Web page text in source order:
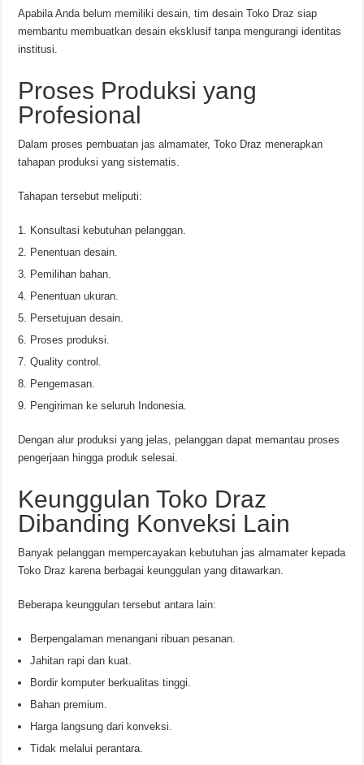
Apabila Anda belum memiliki desain, tim desain Toko Draz siap
membantu membuatkan desain eksklusif tanpa mengurangi identitas
institusi.
Proses Produksi yang
Profesional
Dalam proses pembuatan jas almamater, Toko Draz menerapkan
tahapan produksi yang sistematis.
Tahapan tersebut meliputi:
Konsultasi kebutuhan pelanggan.
Penentuan desain.
Pemilihan bahan.
Penentuan ukuran.
Persetujuan desain.
Proses produksi.
Quality control.
Pengemasan.
Pengiriman ke seluruh Indonesia.
Dengan alur produksi yang jelas, pelanggan dapat memantau proses
pengerjaan hingga produk selesai.
Keunggulan Toko Draz
Dibanding Konveksi Lain
Banyak pelanggan mempercayakan kebutuhan jas almamater kepada
Toko Draz karena berbagai keunggulan yang ditawarkan.
Beberapa keunggulan tersebut antara lain:
Berpengalaman menangani ribuan pesanan.
Jahitan rapi dan kuat.
Bordir komputer berkualitas tinggi.
Bahan premium.
Harga langsung dari konveksi.
Tidak melalui perantara.